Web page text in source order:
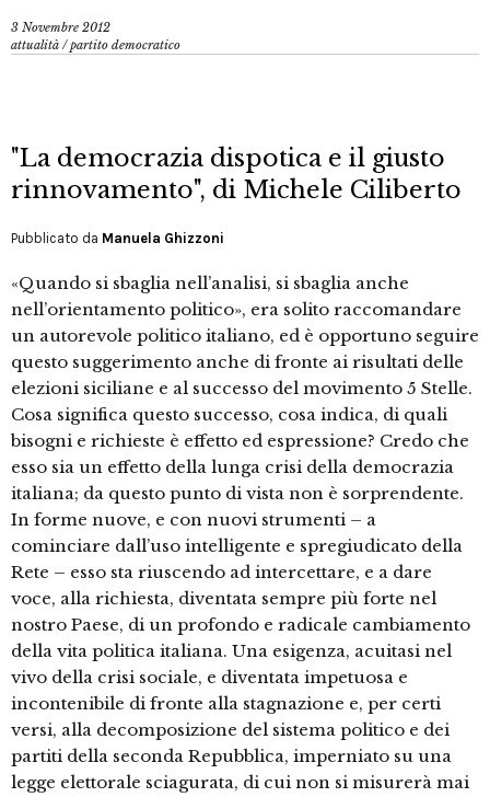
3 Novembre 2012
attualità /partito democratico
"La democrazia dispotica e il giusto
rinnovamento", di Michele Ciliberto
Pubblicato da Manuela Ghizzoni
«Quando si sbaglia nell’analisi, si sbaglia anche
nell’orientamento politico», era solito raccomandare
un autorevole politico italiano, ed è opportuno seguire
questo suggerimento anche di fronte ai risultati delle
elezioni siciliane e al successo del movimento 5 Stelle.
Cosa significa questo successo, cosa indica, di quali
bisogni e richieste è effetto ed espressione? Credo che
esso sia un effetto della lunga crisi della democrazia
italiana; da questo punto di vista non è sorprendente.
In forme nuove, e con nuovi strumenti – a
cominciare dall’uso intelligente e spregiudicato della
Rete – esso sta riuscendo ad intercettare, e a dare
voce, alla richiesta, diventata sempre più forte nel
nostro Paese, di un profondo e radicale cambiamento
della vita politica italiana. Una esigenza, acuitasi nel
vivo della crisi sociale, e diventata impetuosa e
incontenibile di fronte alla stagnazione e, per certi
versi, alla decomposizione del sistema politico e dei
partiti della seconda Repubblica, imperniato su una
legge elettorale sciagurata, di cui non si misurerà mai